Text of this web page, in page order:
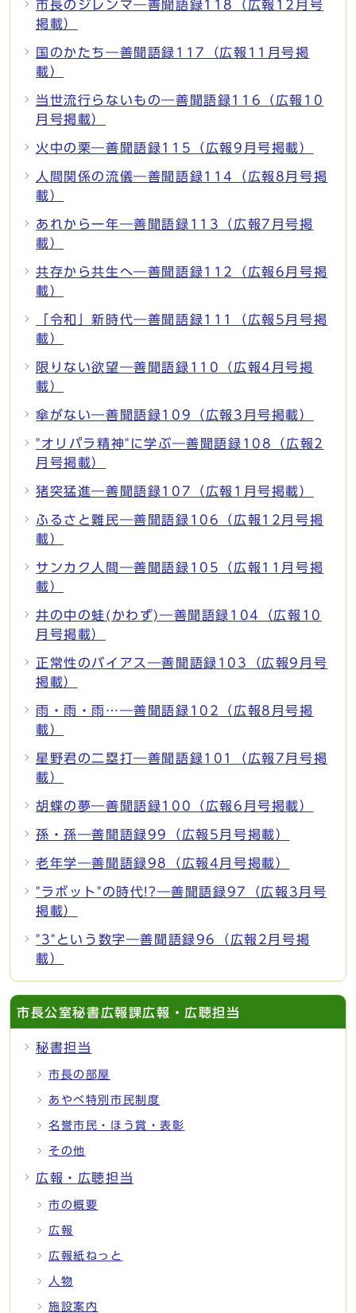
市長のジレンマ―善聞語録118（広報12月号
掲載）
国のかたち―善聞語録117（広報11月号掲
載）
当世流行らないもの―善聞語録116（広報10
月号掲載）
火中の栗―善聞語録115（広報9月号掲載）
人間関係の流儀―善聞語録114（広報8月号掲
載）
あれから一年―善聞語録113（広報7月号掲
載）
共存から共生へ―善聞語録112（広報6月号掲
載）
「令和」新時代―善聞語録111（広報5月号掲
載）
限りない欲望―善聞語録110（広報4月号掲
載）
傘がない―善聞語録109（広報3月号掲載）
"オリパラ精神"に学ぶ―善聞語録108（広報2
月号掲載）
猪突猛進―善聞語録107（広報1月号掲載）
ふるさと難民―善聞語録106（広報12月号掲
載）
サンカク人間―善聞語録105（広報11月号掲
載）
井の中の蛙(かわず)―善聞語録104（広報10
月号掲載）
正常性のバイアス―善聞語録103（広報9月号
掲載）
雨・雨・雨…―善聞語録102（広報8月号掲
載）
星野君の二塁打―善聞語録101（広報7月号掲
載）
胡蝶の夢―善聞語録100（広報6月号掲載）
孫・孫―善聞語録99（広報5月号掲載）
老年学―善聞語録98（広報4月号掲載）
"ラボット"の時代!?―善聞語録97（広報3月号
掲載）
"3"という数字―善聞語録96（広報2月号掲
載）
市長公室秘書広報課広報・広聴担当
秘書担当
市長の部屋
あやべ特別市民制度
名誉市民・ほう賞・表彰
その他
広報・広聴担当
市の概要
広報
広報紙ねっと
人物
施設案内